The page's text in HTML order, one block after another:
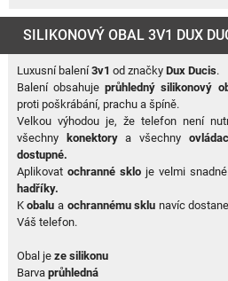
SILIKONOVÝ OBAL 3V1 DUX
Luxusní balení3v1 od značkyDux Ducis.
Balení obsahujeprůhledný silikonový
proti poškrábání, prachu a špíně.
Velkou výhodou je, že telefon není
všechny
konektorya všechny
dostupné.
Aplikovat ochranné skloje velmi
hadříky.
Kobalu a ochrannému sklu navíc
Váš telefon.
Obal jeze silikonu
Barva průhledná